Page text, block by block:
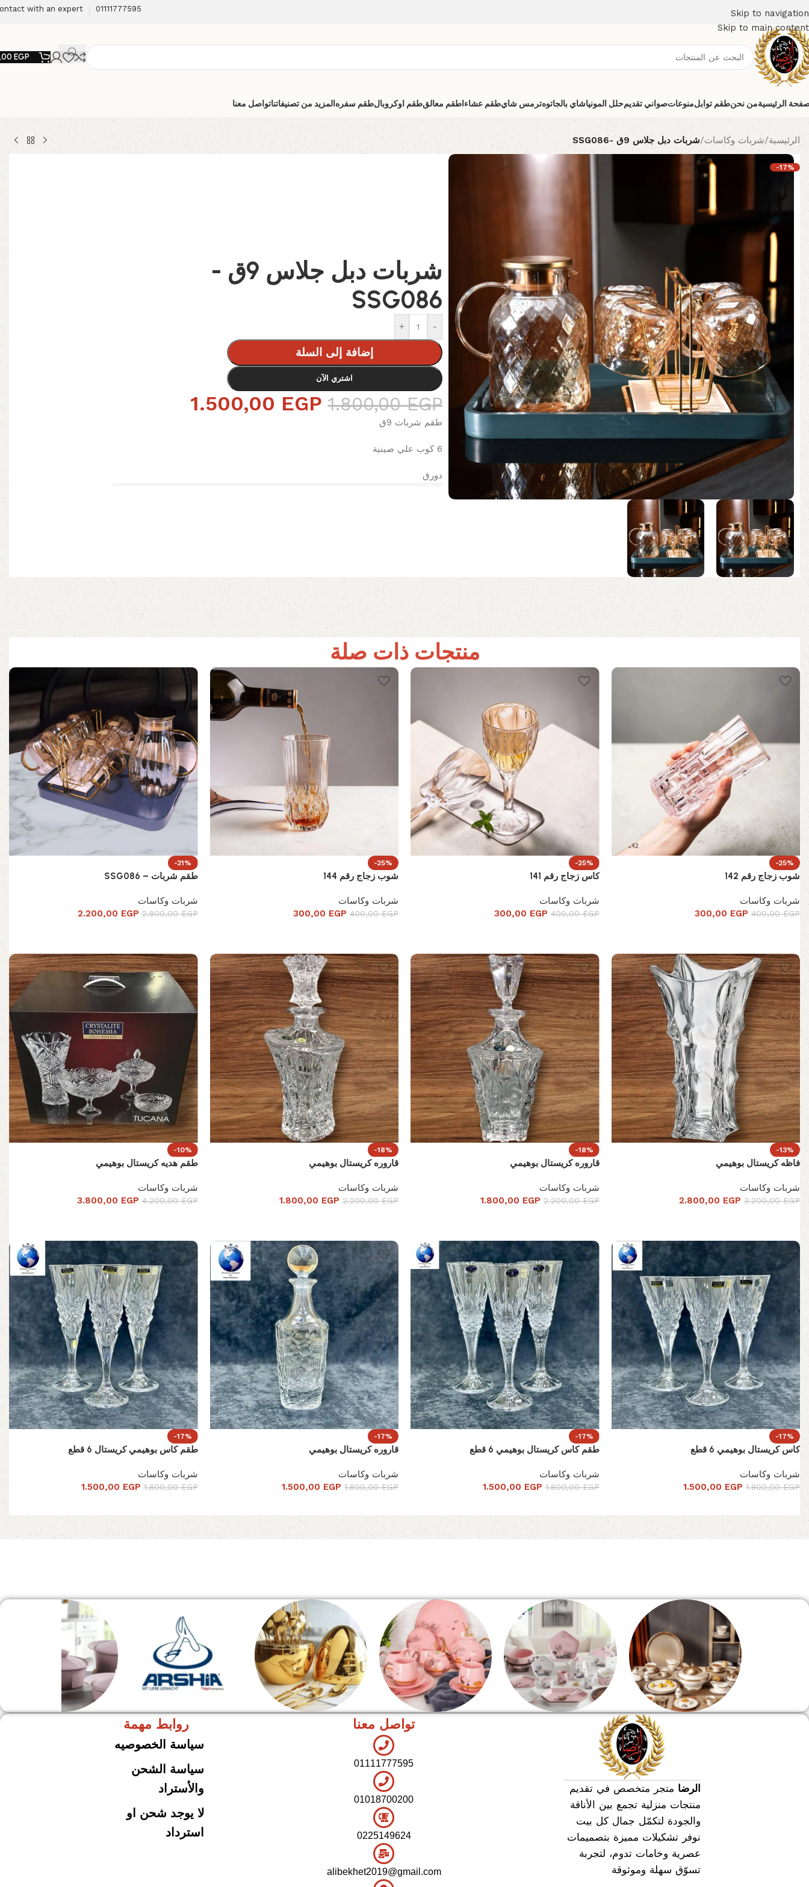
Skip to navigation
Skip to main content
01111777595
with an expert
EGP
الرئيسيةمن نحنطقم توابلمنوعاتصواني تقديمحلل المونياشاي بالجاتوهترمس شايطقم عشاء اطقم معالقطقم اوكروبالطقم سفره المزيد من تصنيفاتناتواصل معنا
الرئيسية/شربات وكاسات/شربات دبل جلاس 9ق -SSG086
-17%
شربات دبل جلاس 9ق -
SSG086
-
+
إضافة إلى السلة
اشتري الآن
1.800,00EGP
1.500,00 EGP
طقم شربات 9ق
6 كوب علي صينية
دورق
منتجات ذات صلة
-25%
شوب زجاج رقم 142
شربات وكاسات
400,00EGP
300,00 EGP
-25%
كاس زجاج رقم 141
شربات وكاسات
400,00EGP
300,00 EGP
-25%
شوب زجاج رقم 144
شربات وكاسات
400,00EGP
300,00 EGP
-21%
طقم شربات – SSG086
شربات وكاسات
2.800,00EGP
2.200,00 EGP
-13%
فاظه كريستال بوهيمي
شربات وكاسات
3.200,00EGP
2.800,00 EGP
-18%
قاروره كريستال بوهيمي
شربات وكاسات
2.200,00EGP
1.800,00 EGP
-18%
قاروره كريستال بوهيمي
شربات وكاسات
2.200,00EGP
1.800,00 EGP
-10%
طقم هديه كريستال بوهيمي
شربات وكاسات
4.200,00EGP
3.800,00 EGP
-17%
كاس كريستال بوهيمي 6 قطع
شربات وكاسات
1.800,00EGP
1.500,00 EGP
-17%
طقم كاس كريستال بوهيمي 6 قطع
شربات وكاسات
1.800,00EGP
1.500,00 EGP
-17%
قاروره كريستال بوهيمي
شربات وكاسات
1.800,00EGP
1.500,00 EGP
-17%
طقم كاس بوهيمي كريستال 6 قطع
شربات وكاسات
1.800,00EGP
1.500,00 EGP
طقم عشاء
روابط مهمة
سياسة الخصوصيه
سياسة الشحن
والأستراد
لا يوجد شحن او
استرداد
01111777595
01018700200
0225149624
تواصل معنا
alibekhet2019@gmail.com
الرضا متجر متخصص في تقديم
منتجات منزلية تجمع بين الأناقة
والجودة لتكمّل جمال كل بيت
نوفر تشكيلات مميزة بتصميمات
عصرية وخامات تدوم، لتجربة
تسوّق سهلة وموثوقة